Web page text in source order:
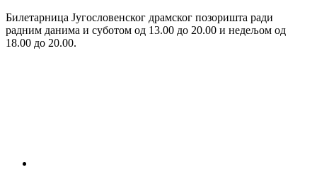
Билетарница Југословенског драмског позоришта ради
радним данима и суботом од 13.00 до 20.00 и недељом од
18.00 до 20.00.